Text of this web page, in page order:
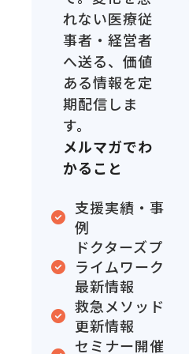
れない医療従
事者・経営者
へ送る、価値
ある情報を定
期配信しま
す。
メルマガでわ
かること
支援実績・事
例
ドクターズプ
ライムワーク
最新情報
救急メソッド
更新情報
セミナー開催